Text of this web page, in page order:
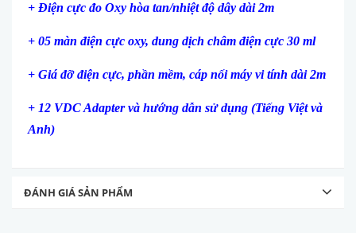
+ Điện cực đo Oxy hòa tan/nhiệt độ dây dài 2m
+ 05 màn điện cực oxy, dung dịch châm điện cực 30 ml
+ Giá đỡ điện cực, phần mềm, cáp nối máy vi tính dài 2m
+ 12 VDC Adapter và hướng dẫn sử dụng (Tiếng Việt và
Anh)
ĐÁNH GIÁ SẢN PHẨM